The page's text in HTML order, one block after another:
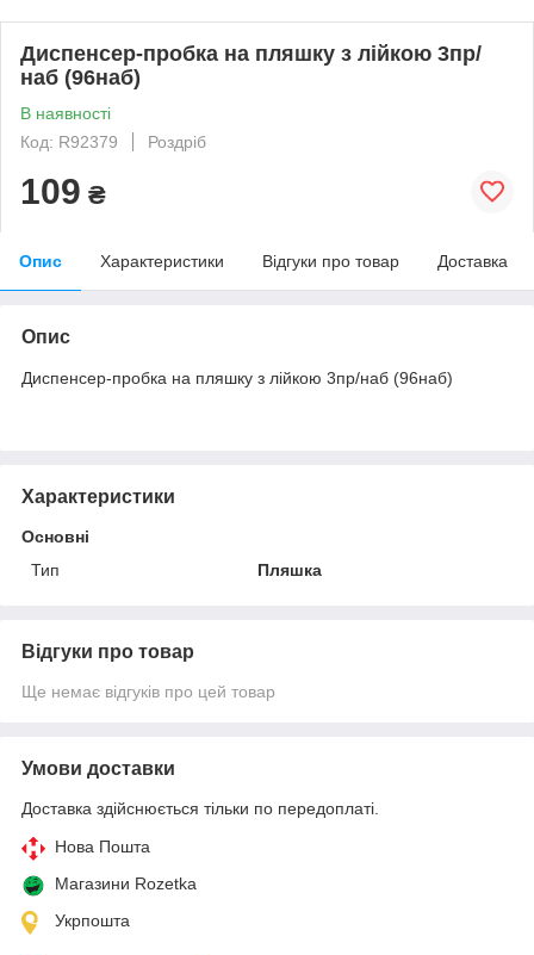
Диспенсер-пробка на пляшку з лійкою 3пр/
наб (96наб)
В наявності
Код: R92379
Роздріб
109 ₴
Опис Характеристики Відгуки про товар Доставка
Опис
Диспенсер-пробка на пляшку з лійкою 3пр/наб (96наб)
Характеристики
Основні
Тип
Пляшка
Відгуки про товар
Ще немає відгуків про цей товар
Умови доставки
Доставка здійснюється тільки по передоплаті.
Нова Пошта
Магазини Rozetka
Укрпошта